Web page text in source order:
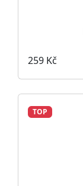
259 Kč
TOP